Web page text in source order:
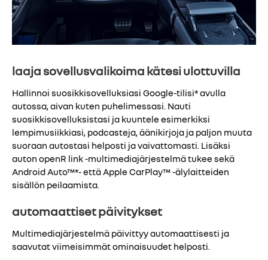
laaja sovellusvalikoima kätesi ulottuvilla
Hallinnoi suosikkisovelluksiasi Google-tilisi* avulla
autossa, aivan kuten puhelimessasi. Nauti
suosikkisovelluksistasi ja kuuntele esimerkiksi
lempimusiikkiasi, podcasteja, äänikirjoja ja paljon muuta
suoraan autostasi helposti ja vaivattomasti. Lisäksi
auton openR link -multimediajärjestelmä tukee sekä
Android Auto™*- että Apple CarPlay™ -älylaitteiden
sisällön peilaamista.
automaattiset päivitykset
Multimediajärjestelmä päivittyy automaattisesti ja
saavutat viimeisimmät ominaisuudet helposti.